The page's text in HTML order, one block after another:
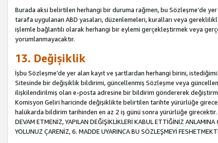
Burada aksi belirtilen herhangi bir duruma rağmen, bu Sözleşme’de
tarafa uygulanan ABD yasaları, düzenlemeleri, kuralları veya
işlemle bağlantılı olarak herhangi bir eylemi gerçekleştirmek veya
yorumlanmayacaktır.
13. Değişiklik
İşbu Sözleşme’de yer alan kayıt ve şartlardan herhangi birini,
Sitesinde bir değişiklik bildirimi, güncellenmiş Sözleşme veya
ilişkilendirilmiş olan e-posta adresine bir bildirim göndererek
Komisyon Geliri haricinde değişiklikte belirtilen tarihte yürürlüğe
halükarda bildirim tarihinden en az 2 iş günü sonra yürürlüğe girecektir.
DEVAM ETMENİZ, YAPILAN DEĞİŞİKLİKLERİ KABUL ETTİĞİNİZ
YOLUNUZ ÇARENİZ, 6. MADDE UYARINCA BU SÖZLEŞMEYİ